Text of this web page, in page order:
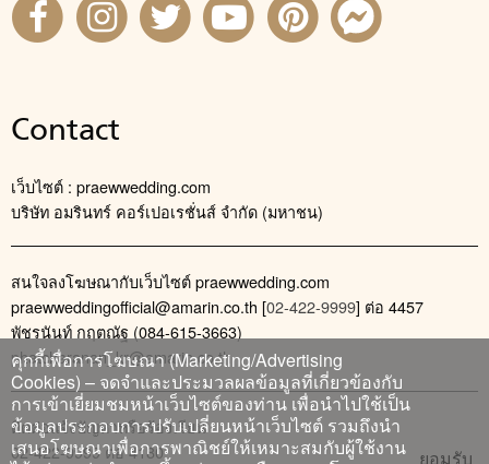
Contact
เว็บไซต์ : praewwedding.com
บริษัท อมรินทร์ คอร์เปอเรชั่นส์ จำกัด (มหาชน)
สนใจลงโฆษณากับเว็บไซต์ praewwedding.com
praewweddingofficial@amarin.co.th [02-422-9999] ต่อ 4457
พัชรนันท์ กฤตณัฐ (084-615-3663)
phatcharanan_kr@amarin.co.th
ติดต่อแจ้งปัญหาหรือร้องเรียน
02-422-9999 ต่อ 4180
คุกกี้เพื่อการโฆษณา (Marketing/Advertising
Cookies) – จดจำและประมวลผลข้อมูลที่เกี่ยวข้องกับ
การเข้าเยี่ยมชมหน้าเว็บไซต์ของท่าน เพื่อนำไปใช้เป็น
ข้อมูลประกอบการปรับเปลี่ยนหน้าเว็บไซต์ รวมถึงนำ
เสนอโฆษณาเพื่อการพาณิชย์ให้เหมาะสมกับผู้ใช้งาน ยอมรับ